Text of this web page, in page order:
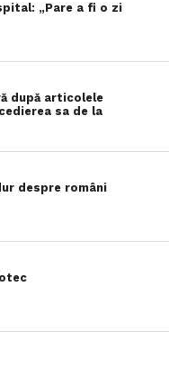
„Pare a fi o zi
după articolele
sa de la
despre români